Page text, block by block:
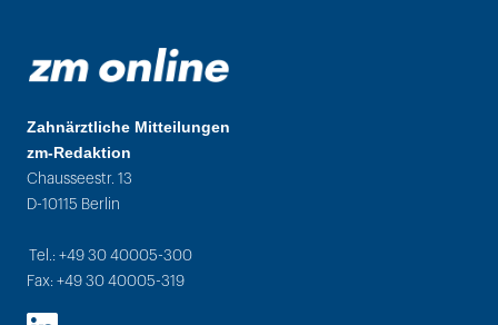
Zahnärztliche Mitteilungen
zm-Redaktion
Chausseestr. 13
D-10115 Berlin
Tel.: +49 30 40005-300
Fax: +49 30 40005-319